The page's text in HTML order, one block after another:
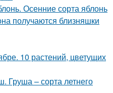
Осенние сорта яблонь
получаются близняшки
10 растений, цветущих
Груша – сорта летнего